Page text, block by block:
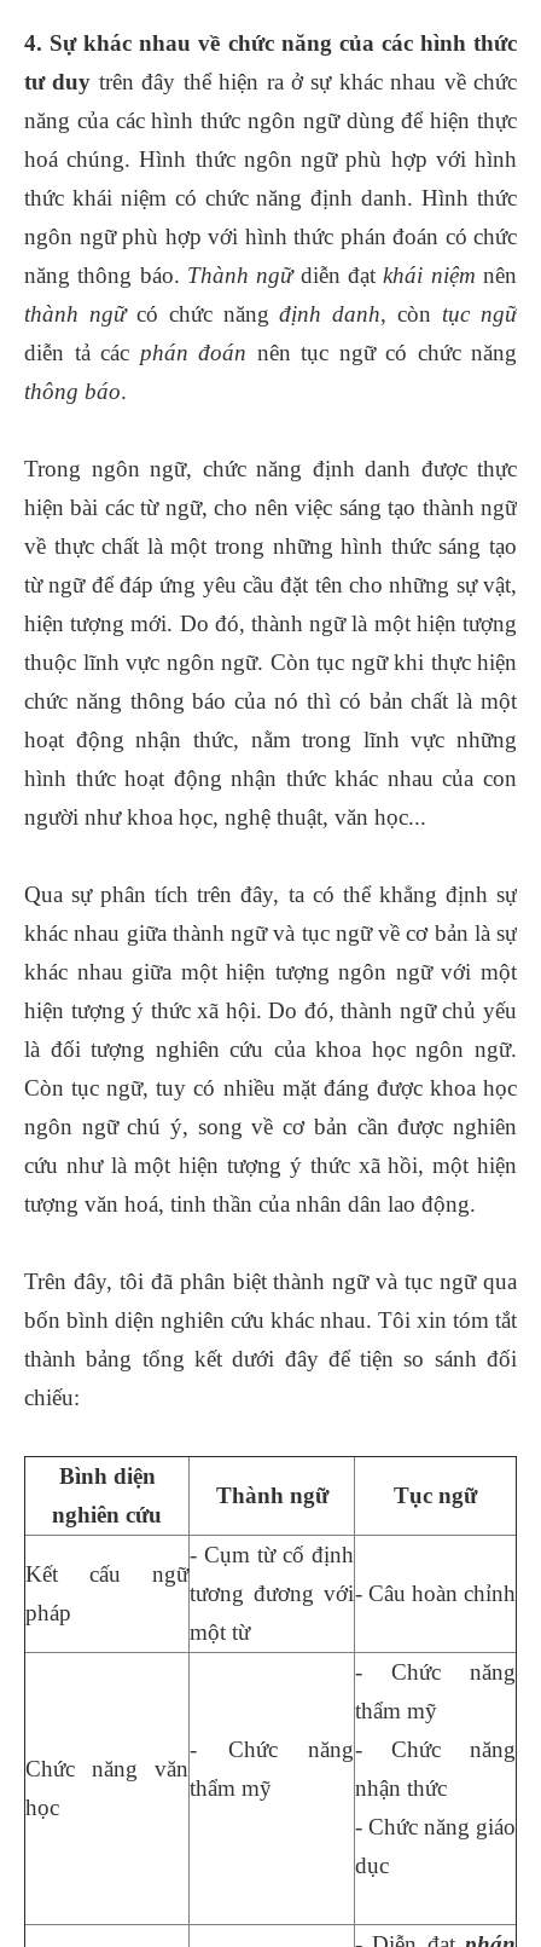
4. Sự khác nhau về chức năng của các hình thức
tư duy trên đây thể hiện ra ở sự khác nhau về chức
năng của các hình thức ngôn ngữ dùng để hiện thực
hoá chúng. Hình thức ngôn ngữ phù hợp với hình
thức khái niệm có chức năng định danh. Hình thức
ngôn ngữ phù hợp với hình thức phán đoán có chức
năng thông báo. Thành ngữdiễn đạtkhái niệm nên
thành ngữcó chức năngđịnh danh, còn tục ngữ
diễn tả các phán đoán nên tục ngữ có chức năng
thông báo.
Trong ngôn ngữ, chức năng định danh được thực
hiện bài các từ ngữ, cho nên việc sáng tạo thành ngữ
về thực chất là một trong những hình thức sáng tạo
từ ngữ để đáp ứng yêu cầu đặt tên cho những sự vật,
hiện tượng mới. Do đó, thành ngữ là một hiện tượng
thuộc lĩnh vực ngôn ngữ. Còn tục ngữ khi thực hiện
chức năng thông báo của nó thì có bản chất là một
hoạt động nhận thức, nằm trong lĩnh vực những
hình thức hoạt động nhận thức khác nhau của con
người như khoa học, nghệ thuật, văn học...
Qua sự phân tích trên đây, ta có thể khẳng định sự
khác nhau giữa thành ngữ và tục ngữ về cơ bản là sự
khác nhau giữa một hiện tượng ngôn ngữ với một
hiện tượng ý thức xã hội. Do đó, thành ngữ chủ yếu
là đối tượng nghiên cứu của khoa học ngôn ngữ.
Còn tục ngữ, tuy có nhiều mặt đáng được khoa học
ngôn ngữ chú ý, song về cơ bản cần được nghiên
cứu như là một hiện tượng ý thức xã hồi, một hiện
tượng văn hoá, tinh thần của nhân dân lao động.
Trên đây, tôi đã phân biệt thành ngữ và tục ngữ qua
bốn bình diện nghiên cứu khác nhau. Tôi xin tóm tắt
thành bảng tổng kết dưới đây để tiện so sánh đối
chiếu:
Bình diện
nghiên cứu
Thành ngữ Tục ngữ
Kết cấu ngữ
pháp
- Cụm từ cố định
tương đương với
một từ
- Câu hoàn chỉnh
Chức năng văn
học
- Chức năng
thẩm mỹ
- Chức năng
thẩm mỹ
- Chức năng
nhận thức
- Chức năng giáo
dục